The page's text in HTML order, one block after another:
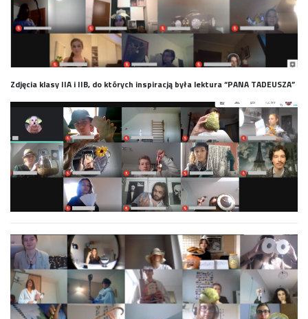
Zdjęcia klasy IIA i IIB, do których inspiracją była lektura “PANA TADEUSZA”